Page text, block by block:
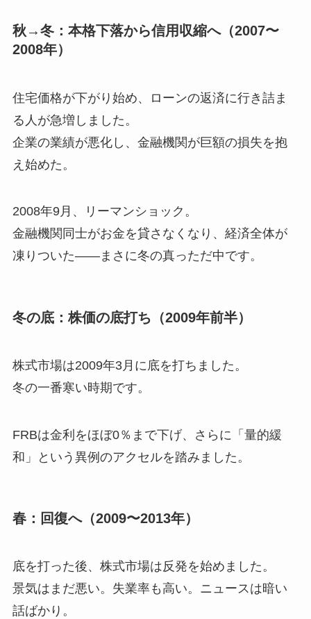
秋→冬：本格下落から信用収縮へ（2007〜
2008年）
住宅価格が下がり始め、ローンの返済に行き詰ま
る人が急増しました。
企業の業績が悪化し、金融機関が巨額の損失を抱
え始めた。
2008年9月、リーマンショック。
金融機関同士がお金を貸さなくなり、経済全体が
凍りついた——まさに冬の真っただ中です。
冬の底：株価の底打ち（2009年前半）
株式市場は2009年3月に底を打ちました。
冬の一番寒い時期です。
FRBは金利をほぼ0％まで下げ、さらに「量的緩
和」という異例のアクセルを踏みました。
春：回復へ（2009〜2013年）
底を打った後、株式市場は反発を始めました。
景気はまだ悪い。失業率も高い。ニュースは暗い
話ばかり。